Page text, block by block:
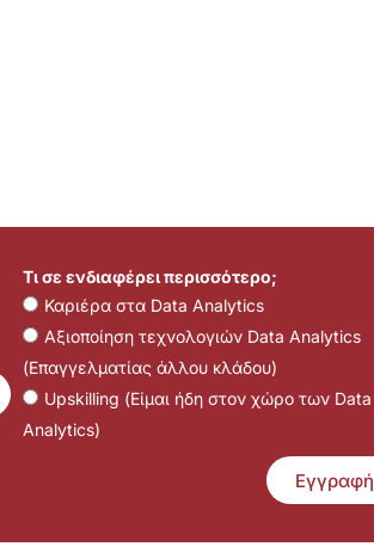
Τι σε ενδιαφέρει περισσότερο;
Καριέρα στα Data Analytics
Αξιοποίηση τεχνολογιών Data Analytics
(Επαγγελματίας άλλου κλάδου)
Upskilling (Είμαι ήδη στον χώρο των Data
Analytics)
Εγγραφή